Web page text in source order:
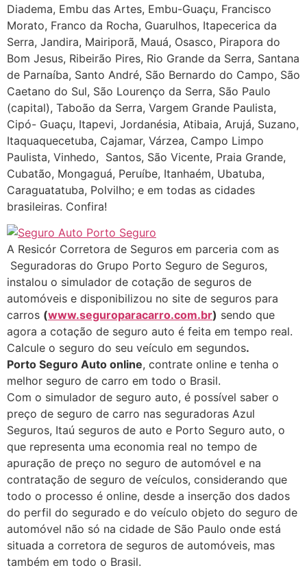
Diadema, Embu das Artes, Embu-Guaçu, Francisco
Morato, Franco da Rocha, Guarulhos, Itapecerica da
Serra, Jandira, Mairiporã, Mauá, Osasco, Pirapora do
Bom Jesus, Ribeirão Pires, Rio Grande da Serra, Santana
de Parnaíba, Santo André, São Bernardo do Campo, São
Caetano do Sul, São Lourenço da Serra, São Paulo
(capital), Taboão da Serra, Vargem Grande Paulista,
Cipó- Guaçu, Itapevi, Jordanésia, Atibaia, Arujá, Suzano,
Itaquaquecetuba, Cajamar, Várzea, Campo Limpo
Paulista, Vinhedo, Santos, São Vicente, Praia Grande,
Cubatão, Mongaguá, Peruíbe, Itanhaém, Ubatuba,
Caraguatatuba, Polvilho; e em todas as cidades
brasileiras. Confira!
A Resicór Corretora de Seguros em parceria com as
Seguradoras do Grupo Porto Seguro de Seguros,
instalou o simulador de cotação de seguros de
automóveis e disponibilizou no site de seguros para
carros (www.seguroparacarro.com.br) sendo que
agora a cotação de seguro auto é feita em tempo real.
Calcule o seguro do seu veículo em segundos.
Porto Seguro Auto online, contrate online e tenha o
melhor seguro de carro em todo o Brasil.
Com o simulador de seguro auto, é possível saber o
preço de seguro de carro nas seguradoras Azul
Seguros, Itaú seguros de auto e Porto Seguro auto, o
que representa uma economia real no tempo de
apuração de preço no seguro de automóvel e na
contratação de seguro de veículos, considerando que
todo o processo é online, desde a inserção dos dados
do perfil do segurado e do veículo objeto do seguro de
automóvel não só na cidade de São Paulo onde está
situada a corretora de seguros de automóveis, mas
também em todo o Brasil.